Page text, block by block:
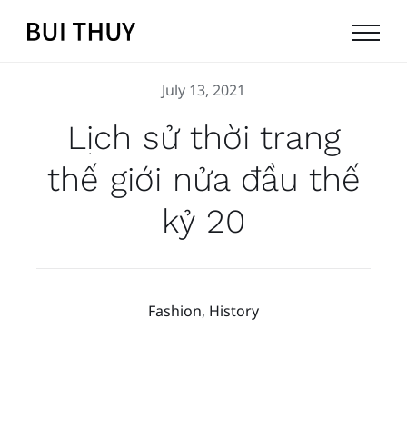
July 13, 2021
Lịch sử thời trang
thế giới nửa đầu thế
kỷ 20
Fashion, History